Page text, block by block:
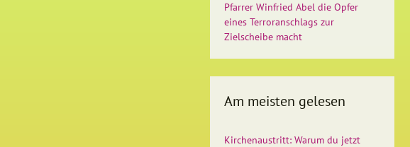
Pfarrer Winfried Abel die Opfer
eines Terroranschlags zur
Zielscheibe macht
Am meisten gelesen
Kirchenaustritt: Warum du jetzt